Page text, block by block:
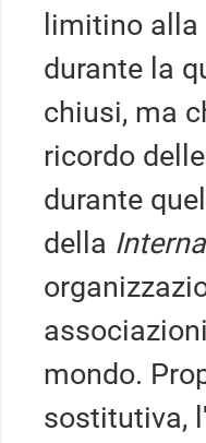
limitino
durante la
chiusi, ma
ricordo
durante
della
mondo.
sostitutiva,